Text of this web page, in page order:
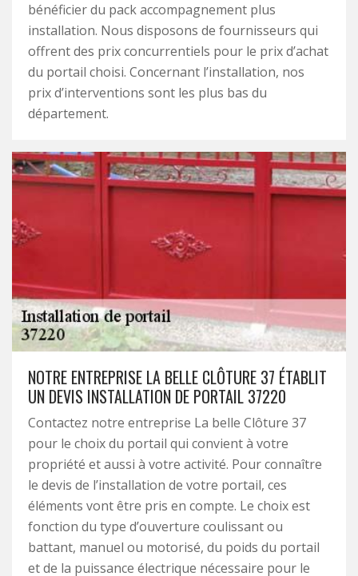
bénéficier du pack accompagnement plus
installation. Nous disposons de fournisseurs qui
offrent des prix concurrentiels pour le prix d’achat
du portail choisi. Concernant l’installation, nos
prix d’interventions sont les plus bas du
département.
NOTRE ENTREPRISE LA BELLE CLÔTURE 37 ÉTABLIT
UN DEVIS INSTALLATION DE PORTAIL 37220
Contactez notre entreprise La belle Clôture 37
pour le choix du portail qui convient à votre
propriété et aussi à votre activité. Pour connaître
le devis de l’installation de votre portail, ces
éléments vont être pris en compte. Le choix est
fonction du type d’ouverture coulissant ou
battant, manuel ou motorisé, du poids du portail
et de la puissance électrique nécessaire pour le